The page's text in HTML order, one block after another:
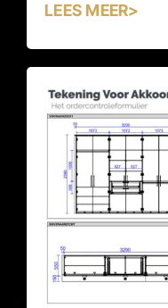
LEES MEER>